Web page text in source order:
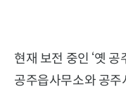
현재 보전 중인 ‘옛 공
공주읍사무소와 공주